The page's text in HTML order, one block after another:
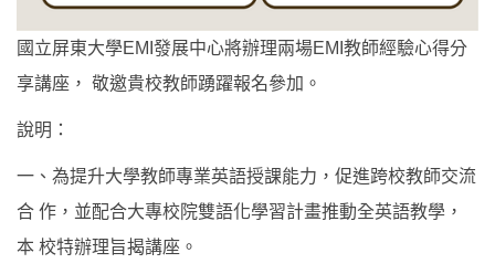
國立屏東大學EMI發展中心將辦理兩場EMI教師經驗心得分
享講座， 敬邀貴校教師踴躍報名參加。
說明：
一、為提升大學教師專業英語授課能力，促進跨校教師交流
合 作，並配合大專校院雙語化學習計畫推動全英語教學，
本 校特辦理旨揭講座。